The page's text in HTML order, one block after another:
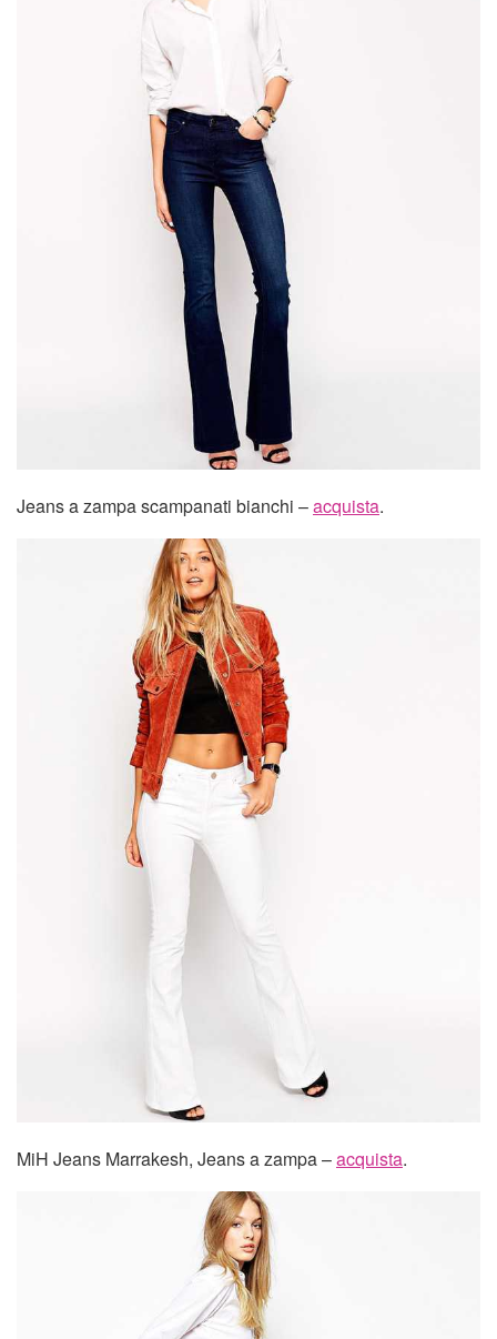
Jeans a zampa scampanati bianchi –acquista.
MiH Jeans Marrakesh, Jeans a zampa –acquista.